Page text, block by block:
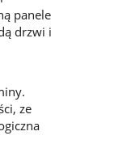
panele
drzwi i
ze